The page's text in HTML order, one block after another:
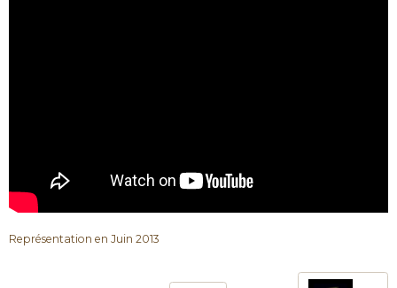
Représentation en Juin 2013